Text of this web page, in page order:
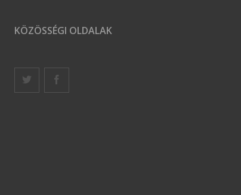
KÖZÖSSÉGI OLDALAK